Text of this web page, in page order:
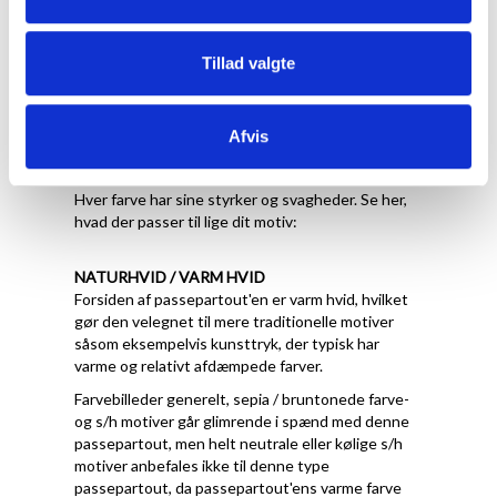
Tillad valgte
Afvis
Hvilken farve skal jeg
Hver farve har sine styrker og svagheder. Se her,
hvad der passer til lige dit motiv:
NATURHVID / VARM HVID
Forsiden af passepartout'en er varm hvid, hvilket
gør den velegnet til mere traditionelle motiver
såsom eksempelvis kunsttryk, der typisk har
varme og relativt afdæmpede farver.
Farvebilleder generelt, sepia / bruntonede farve-
og s/h motiver går glimrende i spænd med denne
passepartout, men helt neutrale eller kølige s/h
motiver anbefales ikke til denne type
passepartout, da passepartout'ens varme farve